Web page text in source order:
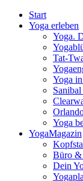
Start
Yoga erleben
Yoga.
Tat-
Yoga
Yoga
YogaMagazin
Büro &
Dein